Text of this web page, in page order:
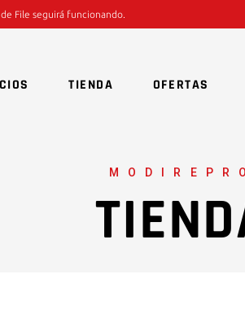
File seguirá funcionando.
TIENDA OFERTAS